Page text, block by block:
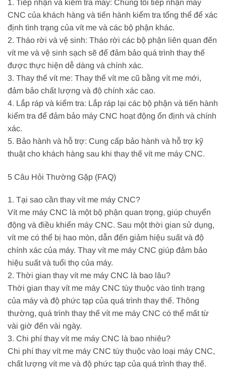
1. Tiếp nhận và kiểm tra máy: Chúng tôi tiếp nhận máy
CNC của khách hàng và tiến hành kiểm tra tổng thể để xác
định tình trạng của vít me và các bộ phận khác.
2. Tháo rời và vệ sinh: Tháo rời các bộ phận liên quan đến
vít me và vệ sinh sạch sẽ để đảm bảo quá trình thay thế
được thực hiện dễ dàng và chính xác.
3. Thay thế vít me: Thay thế vít me cũ bằng vít me mới,
đảm bảo chất lượng và độ chính xác cao.
4. Lắp ráp và kiểm tra: Lắp ráp lại các bộ phận và tiến hành
kiểm tra để đảm bảo máy CNC hoạt động ổn định và chính
xác.
5. Bảo hành và hỗ trợ: Cung cấp bảo hành và hỗ trợ kỹ
thuật cho khách hàng sau khi thay thế vít me máy CNC.
5 Câu Hỏi Thường Gặp (FAQ)
1. Tại sao cần thay vít me máy CNC?
Vít me máy CNC là một bộ phận quan trọng, giúp chuyển
động và điều khiển máy CNC. Sau một thời gian sử dụng,
vít me có thể bị hao mòn, dẫn đến giảm hiệu suất và độ
chính xác của máy. Thay vít me máy CNC giúp đảm bảo
hiệu suất và tuổi thọ của máy.
2. Thời gian thay vít me máy CNC là bao lâu?
Thời gian thay vít me máy CNC tùy thuộc vào tình trạng
của máy và độ phức tạp của quá trình thay thế. Thông
thường, quá trình thay thế vít me máy CNC có thể mất từ
vài giờ đến vài ngày.
3. Chi phí thay vít me máy CNC là bao nhiêu?
Chi phí thay vít me máy CNC tùy thuộc vào loại máy CNC,
chất lượng vít me và độ phức tạp của quá trình thay thế.